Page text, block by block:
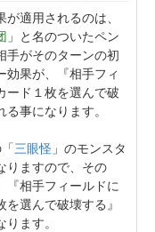
が適用されるのは、
」と名のついたペン
手がそのターンの初
効果が、『相手フィ
ード１枚を選んで破
事になります。
三眼怪 」のモンスタ
りますので、その
『相手フィールドに
選んで破壊する』
ます。